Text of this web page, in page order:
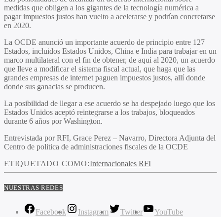
medidas que obligen a los gigantes de la tecnología numérica a
pagar impuestos justos han vuelto a acelerarse y podrían concretarse
en 2020.
La OCDE anunció un importante acuerdo de principio entre 127
Estados, incluidos Estados Unidos, China e India para trabajar en un
marco multilateral con el fin de obtener, de aquí al 2020, un acuerdo
que lleve a modificar el sistema fiscal actual, que haga que las
grandes empresas de internet paguen impuestos justos, allí donde
donde sus ganacias se producen.
La posibilidad de llegar a ese acuerdo se ha despejado luego que los
Estados Unidos aceptó reintegrarse a los trabajos, bloqueados
durante 6 años por Washington.
Entrevistada por RFI, Grace Perez – Navarro, Directora Adjunta del
Centro de politica de administraciones fiscales de la OCDE
ETIQUETADO COMO:Internacionales RFI
NUESTRAS REDES
Facebook Instagram Twitter
YouTube